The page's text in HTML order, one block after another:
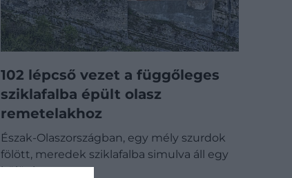
102 lépcső vezet a függőleges
sziklafalba épült olasz
remetelakhoz
Észak-Olaszországban, egy mély szurdok
fölött, meredek sziklafalba simulva áll egy
különleges…